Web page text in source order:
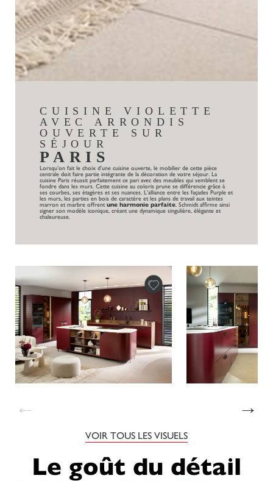
CUISINE VIOLETTE
AVEC ARRONDIS
OUVERTE SUR
SÉJOUR
PARIS
Lorsqu’on fait le choix d’une cuisine ouverte, le mobilier de cette pièce
centrale doit faire partie intégrante de la décoration de votre séjour. La
cuisine Paris réussit parfaitement ce pari avec des meubles qui semblent se
fondre dans les murs. Cette cuisine au coloris prune se différencie grâce à
ses courbes, ses étagères et ses nuances. L’alliance entre les façades Purple et
les murs, les parties en bois de caractère et les plans de travail aux teintes
marron et marbre offrent une harmonie parfaite . Schmidt affirme ainsi
signer son modèle iconique, créant une dynamique singulière, élégante et
chaleureuse.
← →
VOIR TOUS LES VISUELS
Le goût du détail